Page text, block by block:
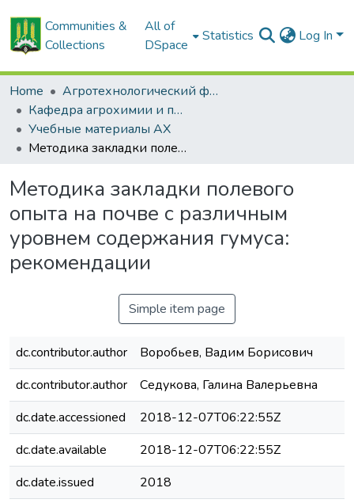
Communities &
Collections
All of
DSpace
Statistics Log In
Home
Агротехнологический факультет
Кафедра агрохимии и почвоведения
Учебные материалы АХ
Методика закладки полевого опыта на почве с различным уровнем содержания гумуса: рекомендации
Методика закладки полевого
опыта на почве с различным
уровнем содержания гумуса:
рекомендации
Simple item page
dc.contributor.author
Воробьев, Вадим Борисович
dc.contributor.author
Седукова, Галина Валерьевна
dc.date.accessioned
2018-12-07T06:22:55Z
dc.date.available
2018-12-07T06:22:55Z
dc.date.issued
2018